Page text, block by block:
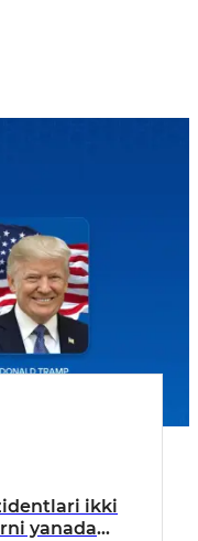
ikki
yanada